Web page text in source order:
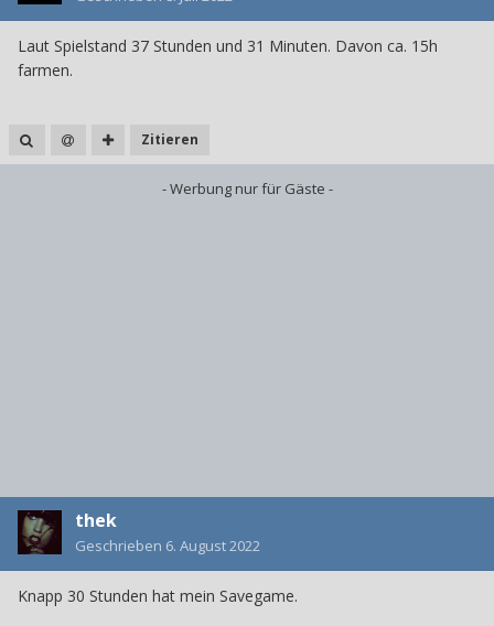
Laut Spielstand 37 Stunden und 31 Minuten. Davon ca. 15h
farmen.
Zitieren
- Werbung nur für Gäste -
thek
Geschrieben 6. August 2022
Knapp 30 Stunden hat mein Savegame.